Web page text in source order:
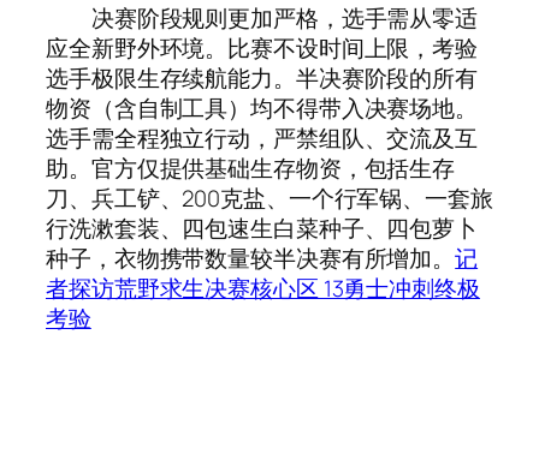
决赛阶段规则更加严格，选手需从零适
应全新野外环境。比赛不设时间上限，考验
选手极限生存续航能力。半决赛阶段的所有
物资（含自制工具）均不得带入决赛场地。
选手需全程独立行动，严禁组队、交流及互
助。官方仅提供基础生存物资，包括生存
刀、兵工铲、200克盐、一个行军锅、一套旅
行洗漱套装、四包速生白菜种子、四包萝卜
种子，衣物携带数量较半决赛有所增加。记
者探访荒野求生决赛核心区 13勇士冲刺终极
考验